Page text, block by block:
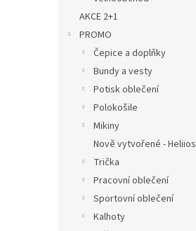
AKCE 2+1
PROMO
Čepice a doplňky
Bundy a vesty
Potisk oblečení
Polokošile
Mikiny
Nově vytvořené - Heliios
Trička
Pracovní oblečení
Sportovní oblečení
Kalhoty